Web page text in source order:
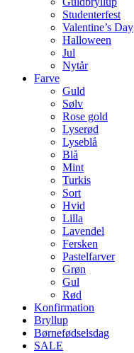
Studenterfest
Valentine’s Day
Halloween
Jul
Nytår
Farve
Guld
Sølv
Rose gold
Lyserød
Lyseblå
Blå
Mint
Turkis
Sort
Hvid
Lilla
Lavendel
Fersken
Pastelfarver
Grøn
Gul
Rød
Konfirmation
Bryllup
Børnefødselsdag
SALE